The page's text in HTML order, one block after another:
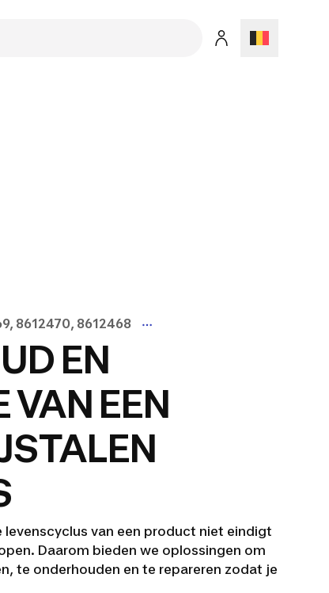
8612470, 8612468
EN
VAN EEN
van een product niet eindigt
Daarom bieden we oplossingen om
te onderhouden en te repareren zodat je